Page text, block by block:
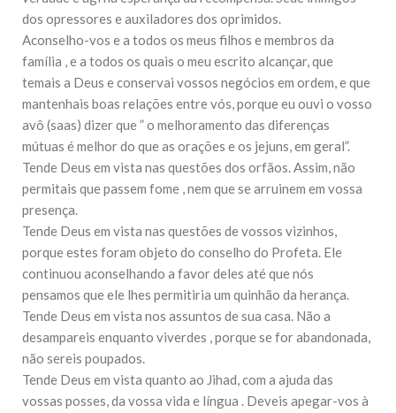
Falecimento do Imam Ali Ibn Al-Hussein
(A.S.)
Em nome de Deus, o Clemente, o Misericordioso! Diante da
muçulmanos, o Imam Ali Ibn Al-Hussein Ibn Ali Ibn Abi Táleb
(A.S.), conhecido por “Zein Al-Ábidin” (Formosura
NOTÍCIAS
Centro Islâmico no Brasil recebe o ex-
ministro das Relações Exteriores da
República Islâmica do Irã
Brasil recebeu em sua sede, em São Paulo, o ex-ministro das
Relações Exteriores da República Islâmica do Irã, Sr. Kamal
dos opressores e auxiladores dos oprimidos.
Aconselho-vos e a todos os meus filhos e membros da
família , e a todos os quais o meu escrito alcançar, que
temais a Deus e conservai vossos negócios em ordem, e que
mantenhais boas relações entre vós, porque eu ouvi o vosso
avô (saas) dizer que ” o melhoramento das diferenças
mútuas é melhor do que as orações e os jejuns, em geral”.
Tende Deus em vista nas questões dos orfãos. Assim, não
permitais que passem fome , nem que se arruinem em vossa
presença.
Tende Deus em vista nas questões de vossos vizinhos,
porque estes foram objeto do conselho do Profeta. Ele
continuou aconselhando a favor deles até que nós
pensamos que ele lhes permitiria um quinhão da herança.
Tende Deus em vista nos assuntos de sua casa. Não a
desampareis enquanto viverdes , porque se for abandonada,
não sereis poupados.
Tende Deus em vista quanto ao Jihad, com a ajuda das
vossas posses, da vossa vida e língua . Deveis apegar-vos à